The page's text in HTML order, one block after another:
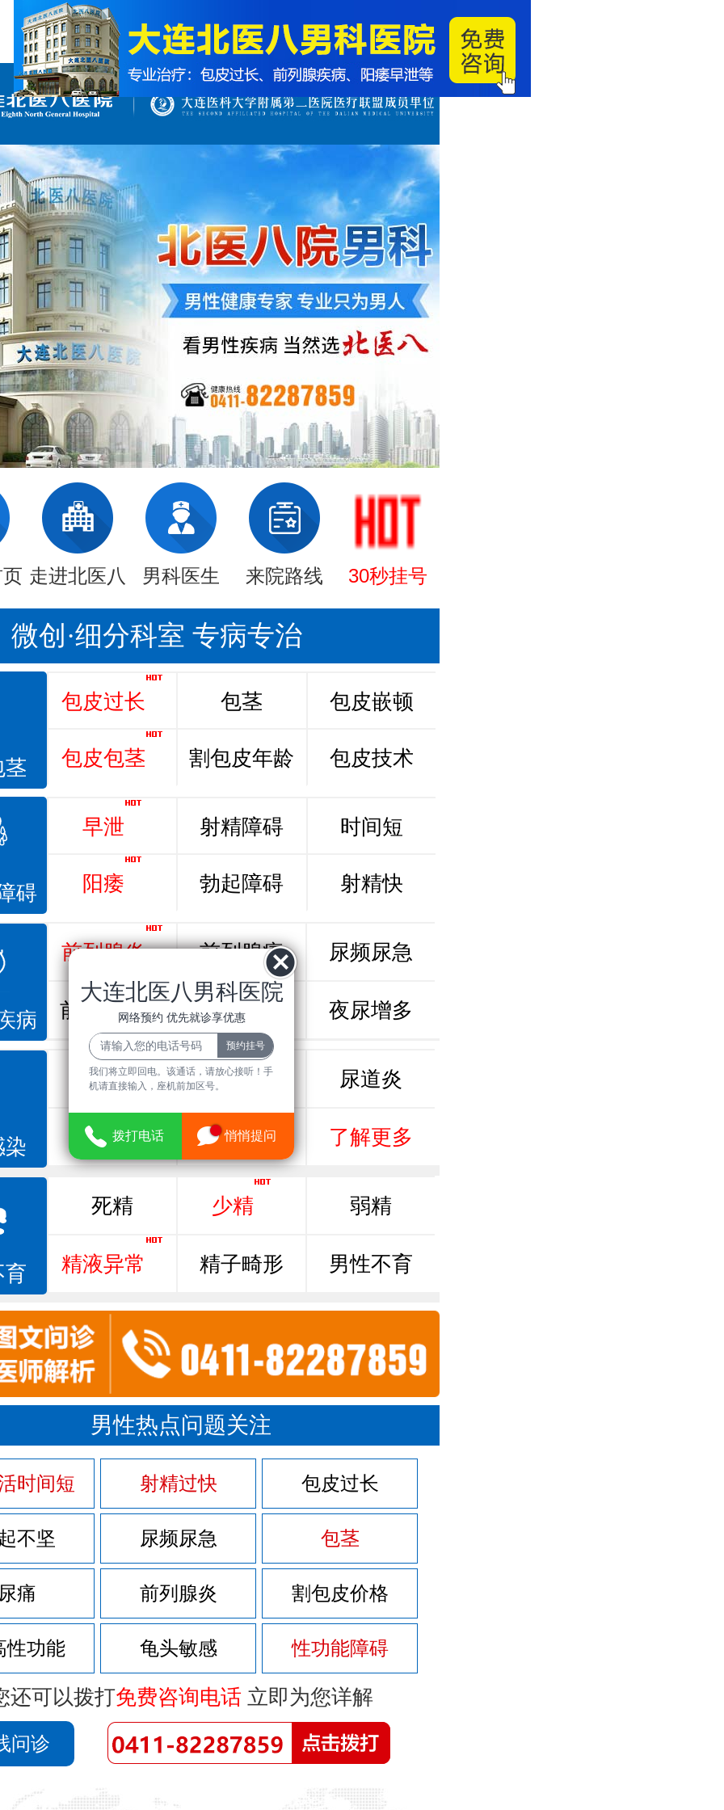
走进北医八 男科医生 来院路线 30秒挂号
微创·细分科室 专病专治
茎
包皮过长
包皮包茎
包茎
割包皮年龄
包皮嵌顿
包皮技术
碍
早泄
阳痿
射精障碍
勃起障碍
时间短
射精快
病
前列腺炎 前列腺痛 尿频尿急
前列腺增生 排尿不畅 夜尿增多
染
龟头炎 睾丸炎 尿道炎
尿相关 泌尿感染 了解更多
育
死精 少精 弱精
精液异常 精子畸形 男性不育
男性热点问题关注
时间短 射精过快 包皮过长
不坚 尿频尿急 包茎
痛 前列腺炎 割包皮价格
性功能 龟头敏感 性功能障碍
还可以拨打免费咨询电话立即为您详解
问诊
大连北医八男科医院
网络预约 优先就诊享优惠
我们将立即回电。该通话，请放心接听！手
机请直接输入，座机前加区号。
拨打电话 悄悄提问